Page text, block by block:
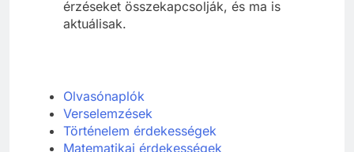
érzéseket összekapcsolják, és ma is
aktuálisak.
Olvasónaplók
Verselemzések
Történelem érdekességek
Matematikai érdekességek